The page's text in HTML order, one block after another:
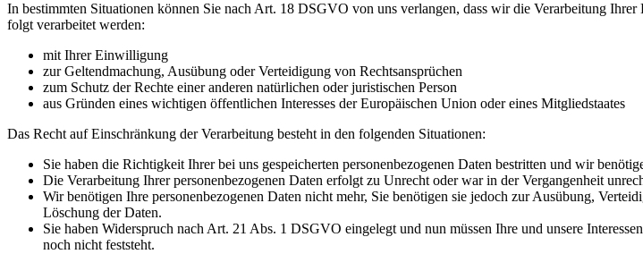
In bestimmten Situationen können Sie nach Art. 18 DSGVO von uns verlangen, dass wir die Verarbeitung
folgt verarbeitet werden:
mit Ihrer Einwilligung
zur Geltendmachung, Ausübung oder Verteidigung von Rechtsansprüchen
zum Schutz der Rechte einer anderen natürlichen oder juristischen Person
aus Gründen eines wichtigen öffentlichen Interesses der Europäischen Union oder eines Mitgliedstaates
Das Recht auf Einschränkung der Verarbeitung besteht in den folgenden Situationen:
Sie haben die Richtigkeit Ihrer bei uns gespeicherten personenbezogenen Daten bestritten und wir
Die Verarbeitung Ihrer personenbezogenen Daten erfolgt zu Unrecht oder war in der Vergangenheit
Wir benötigen Ihre personenbezogenen Daten nicht mehr, Sie benötigen sie jedoch zur Ausübung,
Löschung der Daten.
Sie haben Widerspruch nach Art. 21 Abs. 1 DSGVO eingelegt und nun müssen Ihre und unsere
noch nicht feststeht.